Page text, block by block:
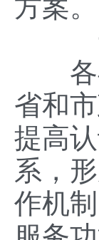
方案。
各县
省和
提高
系，
作机